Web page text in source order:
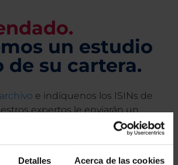
Detalles Acerca de las cookies
un estudio
su cartera.
e indíquenos los ISINs de
expertos le enviarán un
sus alternativas de Clases
podrá ahorrar en sus costes.